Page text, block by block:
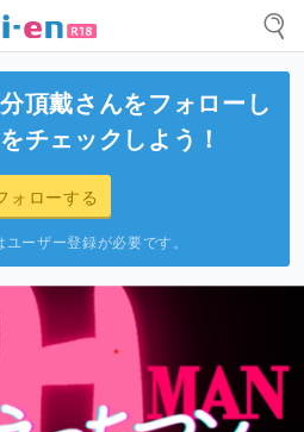
頂戴さんをフォローし
チェックしよう！
ォローする
ーザー登録が必要です。